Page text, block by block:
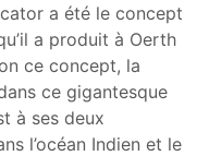
a été le concept
a produit à Oerth
ce concept, la
ce gigantesque
à ses deux
l’océan Indien et le